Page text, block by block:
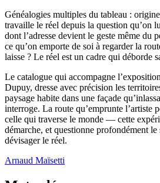
Généalogies multiples du tableau :
travaille le réel depuis la question qu’on
dont l’adresse devient le geste même du
ce qu’on emporte de soi à regarder la
laisse ? Le réel est un cadre qui déborde
Le catalogue qui accompagne
Dupuy, dresse avec précision les
paysage habite dans une façade
interroge. La route qu’emprunte l’artiste
celle qui traverse le monde — cette
démarche, et questionne profondément le
dévisager le réel.
Arnaud Maïsetti